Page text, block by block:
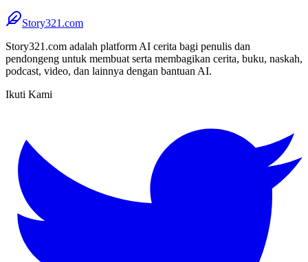
Story321.com
Story321.com adalah platform AI cerita bagi penulis dan
pendongeng untuk membuat serta membagikan cerita, buku, naskah,
podcast, video, dan lainnya dengan bantuan AI.
Ikuti Kami